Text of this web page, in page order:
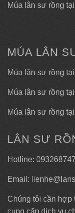
Múa lân sư rồng
MÚA LÂN
Múa lân sư rồng
Múa lân sư rồng
Múa lân sư rồng
LÂN SƯ
Hotline:
Email:
Chúng tôi cần hợp
cung cấp dịch vụ